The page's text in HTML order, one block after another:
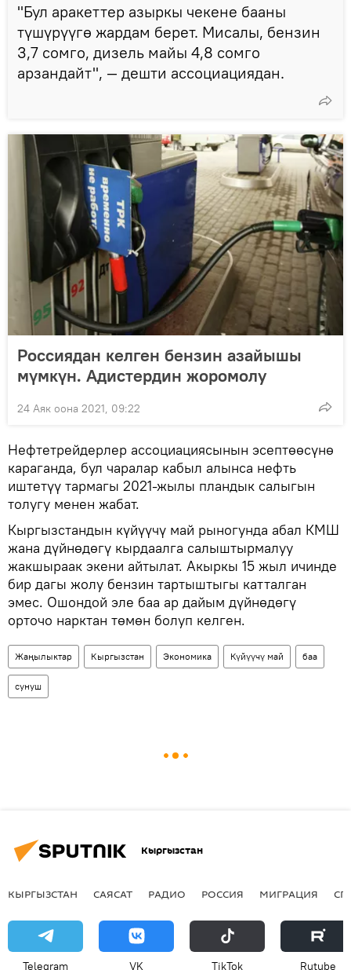
"Бул аракеттер азыркы чекене бааны
түшүрүүгө жардам берет. Мисалы, бензин
3,7 сомго, дизель майы 4,8 сомго
арзандайт", — дешти ассоциациядан.
Россиядан келген бензин азайышы
мүмкүн. Адистердин жоромолу
24 Аяк оона 2021, 09:22
Нефтетрейдерлер ассоциациясынын эсептөөсүнө
караганда, бул чаралар кабыл алынса нефть
иштетүү тармагы 2021-жылы пландык салыгын
толугу менен жабат.
Кыргызстандын күйүүчү май рыногунда абал КМШ
жана дүйнөдөгү кырдаалга салыштырмалуу
жакшыраак экени айтылат. Акыркы 15 жыл ичинде
бир дагы жолу бензин тартыштыгы катталган
эмес. Ошондой эле баа ар дайым дүйнөдөгү
орточо нарктан төмөн болуп келген.
Жаңылыктар Кыргызстан Экономика Күйүүчү май баа
сунуш
Кыргызстан
КЫРГЫЗСТАН САЯСАТ РАДИО РОССИЯ МИГРАЦИЯ
Telegram VK ТikТоk Rutube